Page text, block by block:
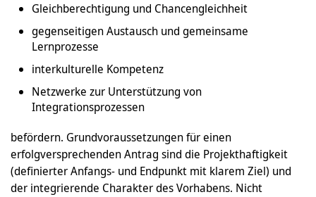
Gleichberechtigung und Chancengleichheit
gegenseitigen Austausch und gemeinsame
Lernprozesse
interkulturelle Kompetenz
Netzwerke zur Unterstützung von
Integrationsprozessen
befördern. Grundvoraussetzungen für einen
erfolgversprechenden Antrag sind die Projekthaftigkeit
(definierter Anfangs- und Endpunkt mit klarem Ziel) und
der integrierende Charakter des Vorhabens. Nicht